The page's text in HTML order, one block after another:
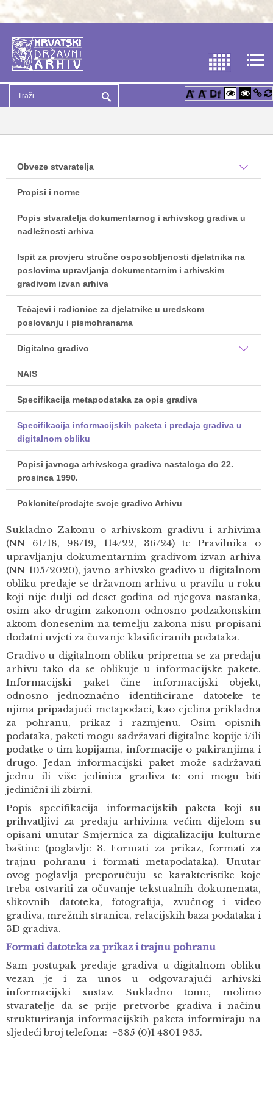
Obveze stvaratelja
Propisi i norme
Popis stvaratelja dokumentarnog i arhivskog gradiva u
nadležnosti arhiva
Ispit za provjeru stručne osposobljenosti djelatnika na
poslovima upravljanja dokumentarnim i arhivskim
gradivom izvan arhiva
Tečajevi i radionice za djelatnike u uredskom
poslovanju i pismohranama
Digitalno gradivo
NAIS
Specifikacija metapodataka za opis gradiva
Specifikacija informacijskih paketa i predaja gradiva u
digitalnom obliku
Popisi javnoga arhivskoga gradiva nastaloga do 22.
prosinca 1990.
Poklonite/prodajte svoje gradivo Arhivu
Sukladno Zakonu o arhivskom gradivu i arhivima
(NN 61/18, 98/19, 114/22, 36/24) te Pravilnika o
upravljanju dokumentarnim gradivom izvan arhiva
(NN 105/2020), javno arhivsko gradivo u digitalnom
obliku predaje se državnom arhivu u pravilu u roku
koji nije dulji od deset godina od njegova nastanka,
osim ako drugim zakonom odnosno podzakonskim
aktom donesenim na temelju zakona nisu propisani
dodatni uvjeti za čuvanje klasificiranih podataka.
Gradivo u digitalnom obliku priprema se za predaju
arhivu tako da se oblikuje u informacijske pakete.
Informacijski paket čine informacijski objekt,
odnosno jednoznačno identificirane datoteke te
njima pripadajući metapodaci, kao cjelina prikladna
za pohranu, prikaz i razmjenu. Osim opisnih
podataka, paketi mogu sadržavati digitalne kopije i/ili
podatke o tim kopijama, informacije o pakiranjima i
drugo. Jedan informacijski paket može sadržavati
jednu ili više jedinica gradiva te oni mogu biti
jedinični ili zbirni.
Popis specifikacija informacijskih paketa koji su
prihvatljivi za predaju arhivima većim dijelom su
opisani unutar Smjernica za digitalizaciju kulturne
baštine (poglavlje 3. Formati za prikaz, formati za
trajnu pohranu i formati metapodataka). Unutar
ovog poglavlja preporučuju se karakteristike koje
treba ostvariti za očuvanje tekstualnih dokumenata,
slikovnih datoteka, fotografija, zvučnog i video
gradiva, mrežnih stranica, relacijskih baza podataka i
3D gradiva.
Formati datoteka za prikaz i trajnu pohranu
Sam postupak predaje gradiva u digitalnom obliku
vezan je i za unos u odgovarajući arhivski
informacijski sustav. Sukladno tome, molimo
stvaratelje da se prije pretvorbe gradiva i načinu
strukturiranja informacijskih paketa informiraju na
sljedeći broj telefona: +385 (0)1 4801 935.